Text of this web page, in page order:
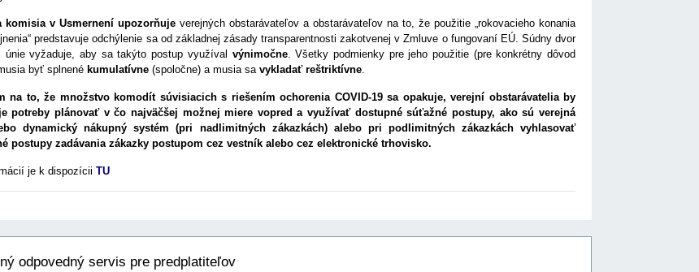
komisia v Usmernení upozorňuje verejných obstarávateľov a obstarávateľov na to, že použitie „rokovacieho konania
predstavuje odchýlenie sa od základnej zásady transparentnosti zakotvenej v Zmluve o fungovaní EÚ. Súdny dvor
únie vyžaduje, aby sa takýto postup využíval výnimočne. Všetky podmienky pre jeho použitie (pre konkrétny dôvod
byť splnené kumulatívne (spoločne) a musia sa vykladať reštriktívne.
na to, že množstvo komodít súvisiacich s riešením ochorenia COVID-19 sa opakuje, verejní obstarávatelia by
potreby plánovať v čo najväčšej možnej miere vopred a využívať dostupné súťažné postupy, ako sú verejná
dynamický nákupný systém (pri nadlimitných zákazkách) alebo pri podlimitných zákazkách vyhlasovať
postupy zadávania zákazky postupom cez vestník alebo cez elektronické trhovisko.
je k dispozícii TU
odpovedný servis pre predplatiteľov